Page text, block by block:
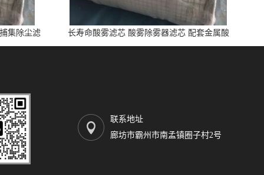
集除尘滤
长寿命酸雾滤芯 酸雾除雾器滤芯 配套金属酸
洗、电池制造业
联系地址
廊坊市霸州市南孟镇圈子村2号